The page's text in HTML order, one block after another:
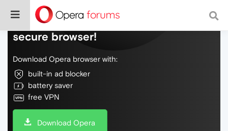
Do more on the web, with a fast and
secure browser!
Download Opera browser with:
built-in ad blocker
battery saver
free VPN
Download Opera